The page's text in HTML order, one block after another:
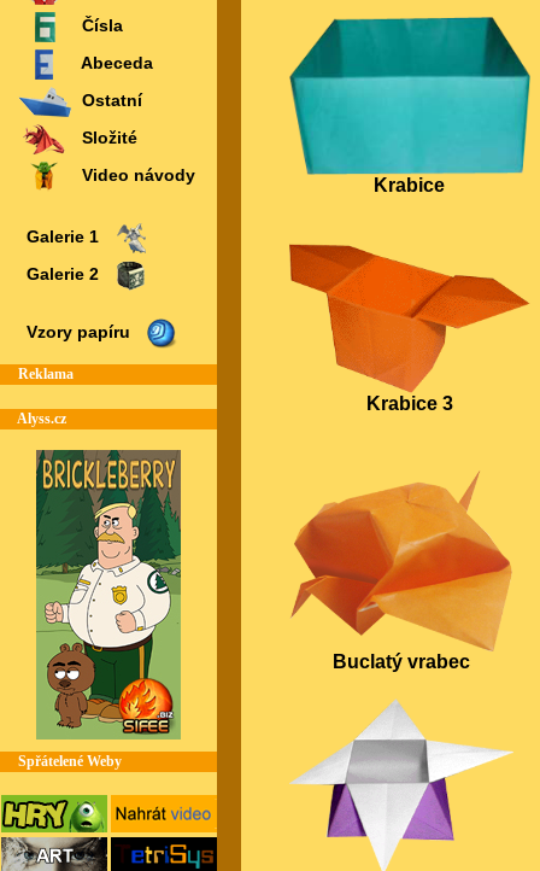
Čísla
Abeceda
Ostatní
Složité
Video návody
Galerie 1
Galerie 2
Vzory papíru
Reklama
Alyss.cz
Spřátelené Weby
Krabice
Krabice 3
Buclatý vrabec